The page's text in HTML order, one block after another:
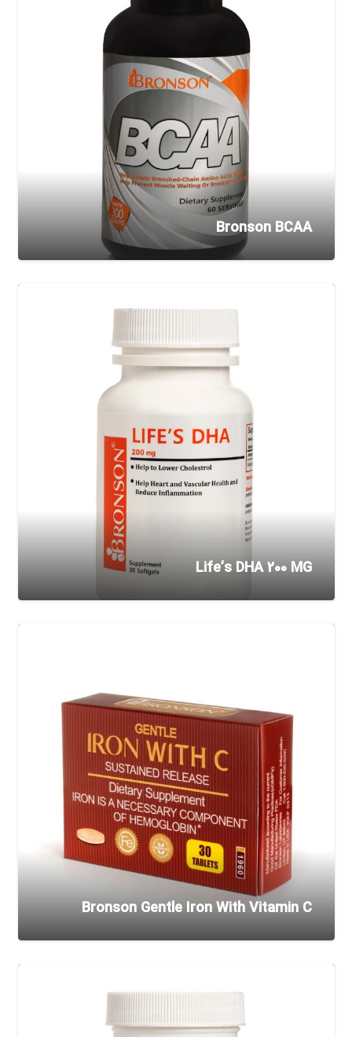
Bronson BCAA
Life’s DHA 200 MG
Bronson Gentle Iron With Vitamin C